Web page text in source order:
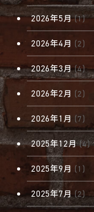
2026年5月(1)
2026年4月 (2)
2026年3月(4)
2026年2月 (2)
2026年1月 (7)
2025年12月(4)
2025年9月 (1)
2025年7月 (2)